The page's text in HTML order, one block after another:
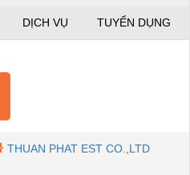
DỊCH VỤ TUYỂN DỤNG
THUAN PHAT EST CO.,LTD